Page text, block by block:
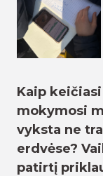
Kaip
mokymosi
vyksta ne
erdvėse?
patirtį